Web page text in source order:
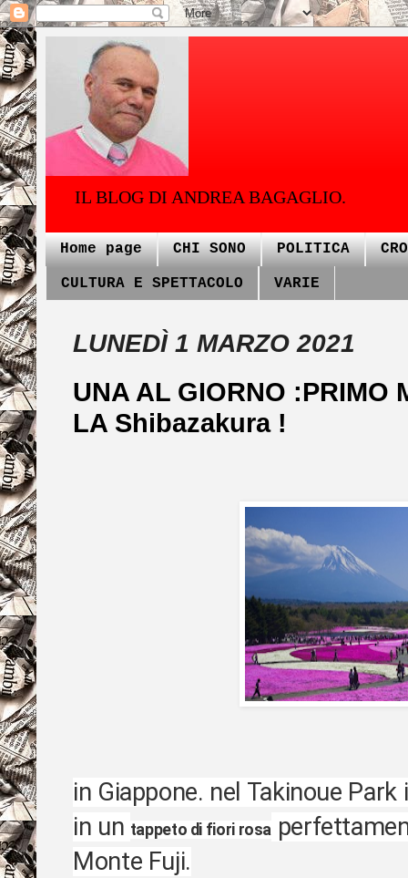
IL BLOG DI ANDREA BAGAGLIO.
Home page CHI SONO POLITICA
CULTURA E SPETTACOLO VARIE
LUNEDÌ 1 MARZO 2021
UNA AL GIORNO :PRIMO
LA Shibazakura !
in Giappone. nel Takinoue
in un tappeto di fiori rosa
Monte Fuji.